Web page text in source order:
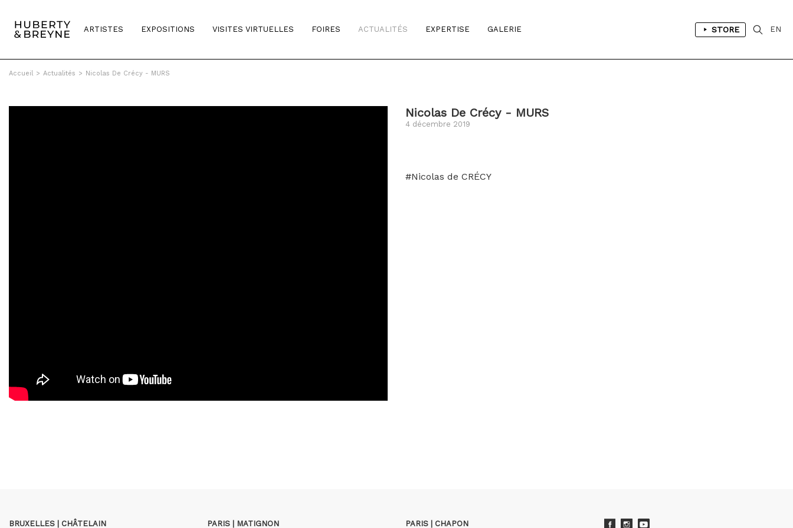
ARTISTES EXPOSITIONS VISITES VIRTUELLES FOIRES ACTUALITÉS EXPERTISE GALERIE STORE EN
Accueil > Actualités > Nicolas De Crécy - MURS
Nicolas De Crécy - MURS
4 décembre 2019
#Nicolas de CRÉCY
BRUXELLES | CHÂTELAIN PARIS | MATIGNON PARIS | CHAPON